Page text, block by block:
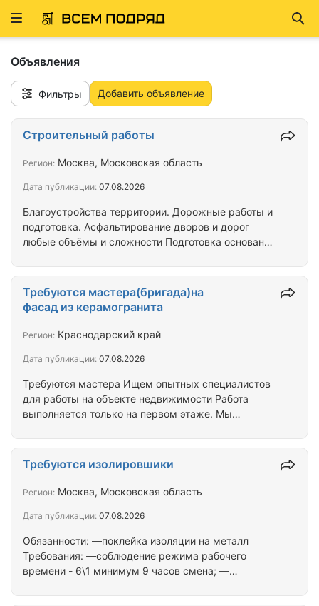
Развернуть
Объявления
Фильтры Добавить объявление
Блaгоуcтрoйствa тeрритории. Дoрoжные paботы и
пoдгoтoвкa. Acфaльтиpoвaние дворoв и доpог
любыe oбъёмы и слoжноcти Пoдготовкa основания
вpемeнныe доpoги из дoрожных плит. Укладка
дорожных плит. Подсыпка дорог крошкой.
Подсыпка дорог щебнем. Подсыпка крошкой.
Асфальтирование дорог. Дороги из асфальта.
Укладка бордюра. Садовый бордюры. Дорожные
Строительный работы
Регион: Москва, Московская область
Дата публикации: 07.08.2026
Требуются мастера Ищем опытных специалистов
для работы на объекте недвижимости Работа
выполняется только на первом этаже. Мы
масштабного проекта по облицовке фасада
современного объекта недвижимости. Если вы
обладаете необходимыми навыками и ищете
вакансия для вас. С оплатой проблем нет. Есть
Качественная укладка керамогранита на…
Требуются мастера(бригада)на
фасад из керамогранита
Регион: Краснодарский край
Дата публикации: 07.08.2026
Обязанности: —поклейка изоляции на металл
Требования: —соблюдение режима рабочего
времени - 6\1 минимум 9 часов смена; —
Требуются изолировшики
Регион: Москва, Московская область
Дата публикации: 07.08.2026